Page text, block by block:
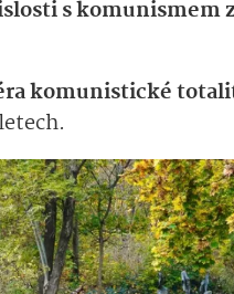
s komunismem
komunistické